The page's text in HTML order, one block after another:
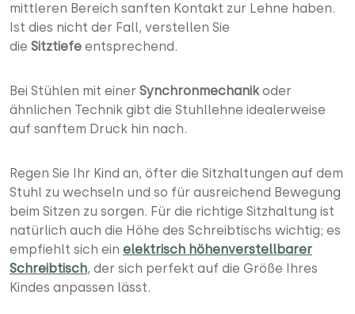
mittleren Bereich sanften Kontakt zur Lehne haben.
Ist dies nicht der Fall, verstellen Sie
die Sitztiefe entsprechend.
Bei Stühlen mit einer Synchronmechanikoder
ähnlichen Technik gibt die Stuhllehne idealerweise
auf sanftem Druck hin nach.
Regen Sie Ihr Kind an, öfter die Sitzhaltungen auf dem
Stuhl zu wechseln und so für ausreichend Bewegung
beim Sitzen zu sorgen. Für die richtige Sitzhaltung ist
natürlich auch die Höhe des Schreibtischs wichtig; es
empfiehlt sich ein elektrisch höhenverstellbarer
Schreibtisch, der sich perfekt auf die Größe Ihres
Kindes anpassen lässt.